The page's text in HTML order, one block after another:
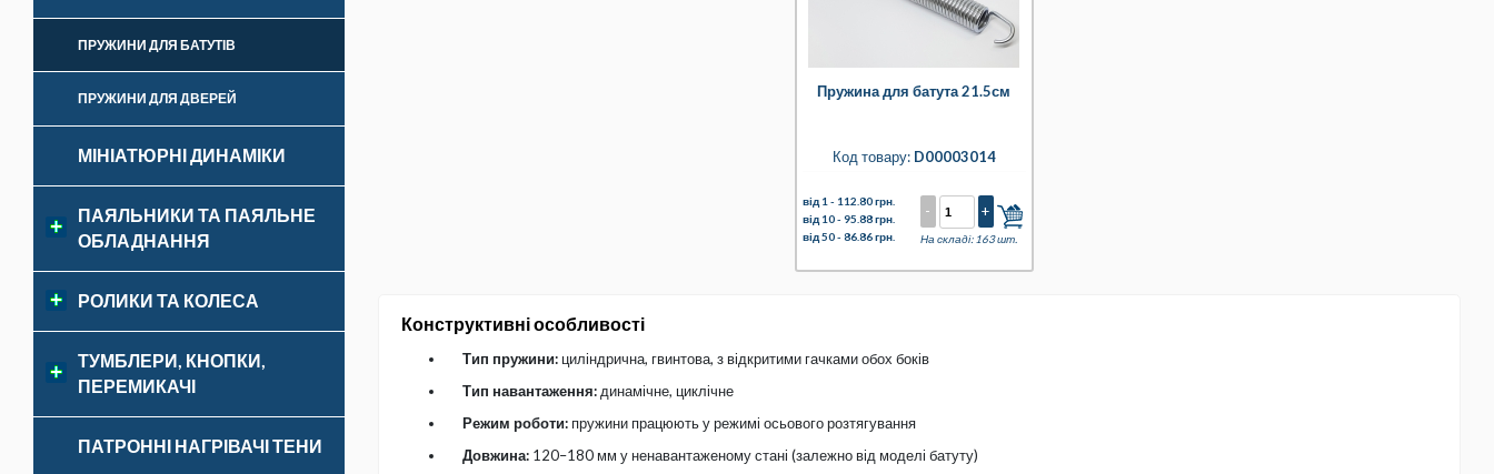
ПРУЖИНИ ДЛЯ БАТУТІВ
ПРУЖИНИ ДЛЯ ДВЕРЕЙ
МІНІАТЮРНІ ДИНАМІКИ
ПАЯЛЬНИКИ ТА ПАЯЛЬНЕ
ОБЛАДНАННЯ
РОЛИКИ ТА КОЛЕСА
ТУМБЛЕРИ, КНОПКИ,
ПЕРЕМИКАЧІ
ПАТРОННІ НАГРІВАЧІ ТЕНИ
Пружина для батута 21.5см
Код товару:D00003014
від 1 - 112.80 грн.
від 10 - 95.88 грн.
від 50 - 86.86 грн.
- +
На складі: 163 шт.
Конструктивні особливості
Тип пружини: циліндрична, гвинтова, з відкритими гачками обох боків
Тип навантаження: динамічне, циклічне
Режим роботи: пружини працюють у режимі осьового розтягування
Довжина: 120–180 мм у ненавантаженому стані (залежно від моделі батуту)